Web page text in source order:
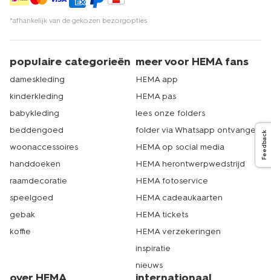
Feedback
*afhankelijk van de gekozen bezorgopties
populaire categorieën
dameskleding
kinderkleding
babykleding
beddengoed
woonaccessoires
handdoeken
raamdecoratie
speelgoed
gebak
koffie
meer voor HEMA fans
HEMA app
HEMA pas
lees onze folders
folder via Whatsapp ontvangen
HEMA op social media
HEMA herontwerpwedstrijd
HEMA fotoservice
HEMA cadeaukaarten
HEMA tickets
HEMA verzekeringen
inspiratie
nieuws